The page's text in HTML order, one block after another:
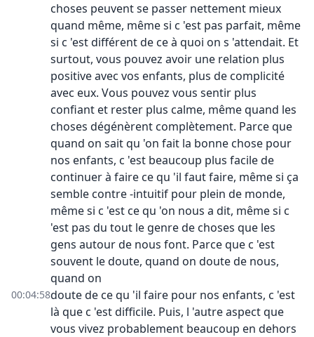
choses peuvent se passer nettement mieux
quand même, même si c 'est pas parfait, même
si c 'est différent de ce à quoi on s 'attendait. Et
surtout, vous pouvez avoir une relation plus
positive avec vos enfants, plus de complicité
avec eux. Vous pouvez vous sentir plus
confiant et rester plus calme, même quand les
choses dégénèrent complètement. Parce que
quand on sait qu 'on fait la bonne chose pour
nos enfants, c 'est beaucoup plus facile de
continuer à faire ce qu 'il faut faire, même si ça
semble contre -intuitif pour plein de monde,
même si c 'est ce qu 'on nous a dit, même si c
'est pas du tout le genre de choses que les
gens autour de nous font. Parce que c 'est
souvent le doute, quand on doute de nous,
quand on
00:04:58doute de ce qu 'il faire pour nos enfants, c 'est
là que c 'est difficile. Puis, l 'autre aspect que
vous vivez probablement beaucoup en dehors